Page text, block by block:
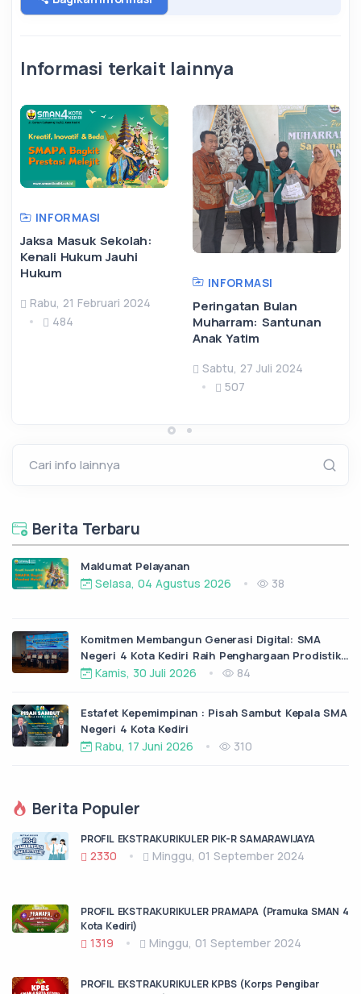
Informasi terkait lainnya
INFORMASI
Jaksa Masuk Sekolah:
Kenali Hukum Jauhi
Hukum
Rabu, 21 Februari 2024
484
INFORMASI
Peringatan Bulan
Muharram: Santunan
Anak Yatim
Sabtu, 27 Juli 2024
507
Cari info lainnya
Berita Terbaru
Maklumat Pelayanan
Selasa, 04 Agustus 2026 38
Komitmen Membangun Generasi Digital: SMA
Negeri 4 Kota Kediri Raih Penghargaan Prodistik
dari ITS Surabaya
Kamis, 30 Juli 2026 84
Estafet Kepemimpinan : Pisah Sambut Kepala SMA
Negeri 4 Kota Kediri
Rabu, 17 Juni 2026 310
Berita Populer
PROFIL EKSTRAKURIKULER PIK-R SAMARAWIJAYA
2330 Minggu, 01 September 2024
PROFIL EKSTRAKURIKULER PRAMAPA (Pramuka SMAN 4
Kota Kediri)
1319 Minggu, 01 September 2024
PROFIL EKSTRAKURIKULER KPBS (Korps Pengibar